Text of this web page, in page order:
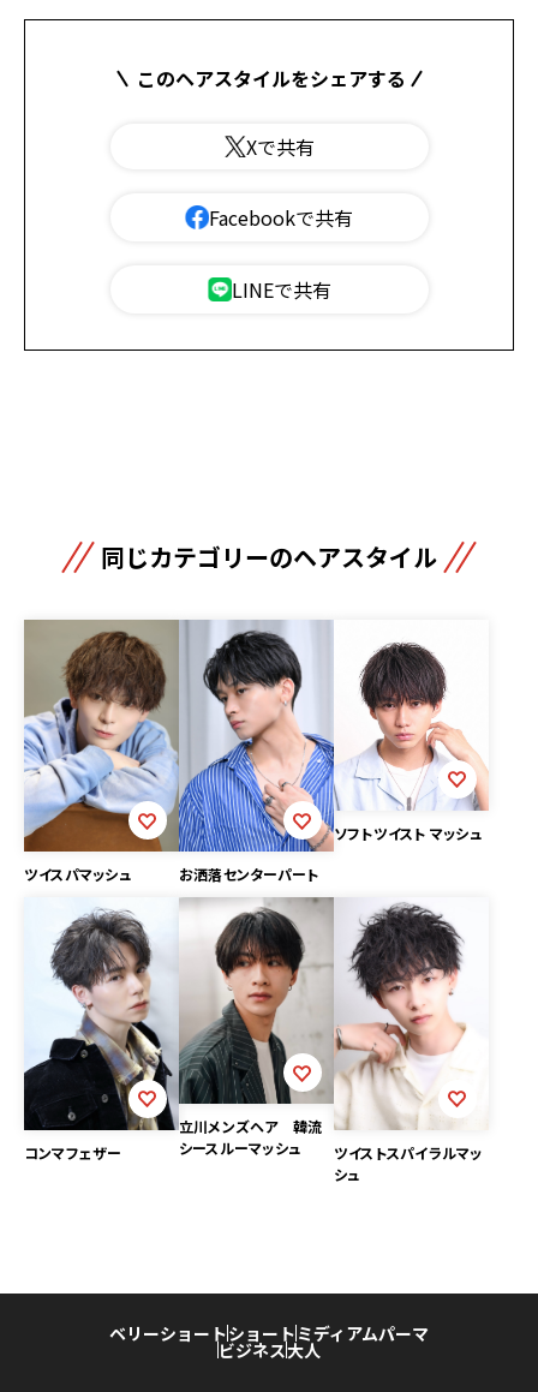
このヘアスタイルをシェアする
Xで共有
Facebookで共有
LINEで共有
同じカテゴリーのヘアスタイル
ツイスパマッシュ お洒落センターパート
ソフトツイスト マッシュ
コンマフェザー
立川メンズヘア 韓流
シースルーマッシュ
ツイストスパイラルマッ
シュ
ベリーショートショート ミディアムパーマ
ビジネス大人